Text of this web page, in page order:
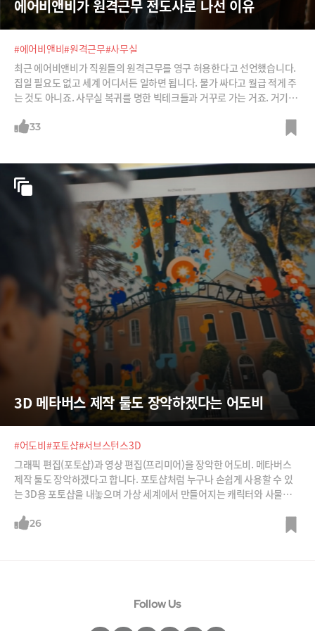
에어비앤비가 원격근무 전도사로 나선 이유
#에어비앤비#원격근무#사무실
최근 에어비앤비가 직원들의 원격근무를 영구 허용한다고 선언했습니다.
집일 필요도 없고 세계 어디서든 일하면 됩니다. 물가 싸다고 월급 적게 주
는 것도 아니죠. 사무실 복귀를 명한 빅테크들과 거꾸로 가는 거죠. 거기에
이 더 많이 원격근무를 하도록 에어비앤비는 다양한 전략도 내놓고 있습니
33
3D 메타버스 제작 툴도 장악하겠다는 어도비
#어도비#포토샵#서브스턴스3D
그래픽 편집(포토샵)과 영상 편집(프리미어)을 장악한 어도비. 메타버스
제작 툴도 장악하겠다고 합니다. 포토샵처럼 누구나 손쉽게 사용할 수 있
는 3D용 포토샵을 내놓으며 가상 세계에서 만들어지는 캐릭터와 사물도
는 것이죠.
26
Follow Us